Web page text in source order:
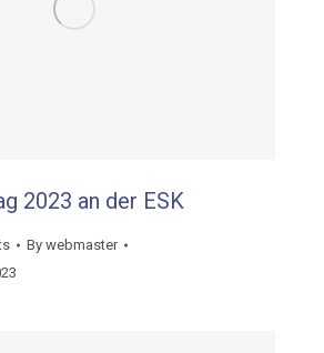
2023 an der ESK
Bywebmaster